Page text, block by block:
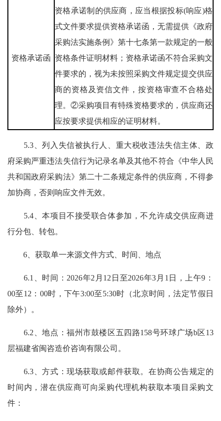
资格承诺函
资格承诺制的供应商，应当根据投标(响应)格
式文件要求提供资格承诺函，无需提供《政府
采购法实施条例》第十七条第一款规定的一般
资格条件证明材料；资格承诺函不符合采购文
件要求的，视为未按照采购文件规定提交供应
商的资格及资信文件，按资格审查不合格处
理。②采购项目有特殊资格要求的，供应商还
应按要求提供相应的证明材料。
5.3、列入失信被执行人、重大税收违法失信主体、政
府采购严重违法失信行为记录名单及其他不符合《中华人民
共和国政府采购法》第二十二条规定条件的供应商，不得参
加协商，否则响应文件无效。
5.4、本项目不接受联合体参加，不允许成交供应商进
行分包、转包。
6、获取单一来源文件方式、时间、地点
6.1、时间：2026年2月12日至2026年3月1日，上午9：
00至12：00时，下午3:00至5:30时（北京时间，法定节假日
除外）。
6.2、地点：福州市鼓楼区五四路158号环球广场b区13
层福建省闽咨造价咨询有限公司。
6.3、方式：现场获取或邮件获取。在协商公告规定的
时间内，潜在供应商可向采购代理机构获取本项目采购文
件：